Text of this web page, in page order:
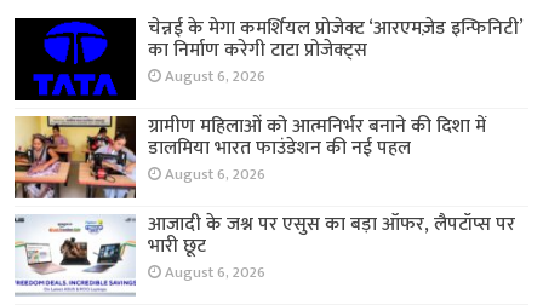
चेन्नई के मेगा कमर्शियल प्रोजेक्ट ‘आरएमज़ेड इन्फिनिटी’
का निर्माण करेगी टाटा प्रोजेक्ट्स
August 6, 2026
ग्रामीण महिलाओं को आत्मनिर्भर बनाने की दिशा में
डालमिया भारत फाउंडेशन की नई पहल
August 6, 2026
आजादी के जश्न पर एसुस का बड़ा ऑफर, लैपटॉप्स पर
भारी छूट
August 6, 2026